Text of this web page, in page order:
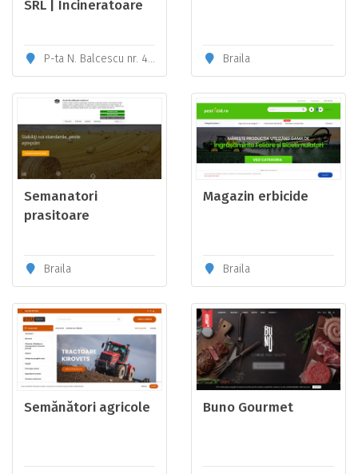
SRL | Incineratoare
P-ta N. Balcescu nr. 4, Ap. 1, Timisoara 300229, judet Timis, Romania Braila
Semanatori
prasitoare
Braila
Magazin erbicide
Braila
Semănători agricole Buno Gourmet